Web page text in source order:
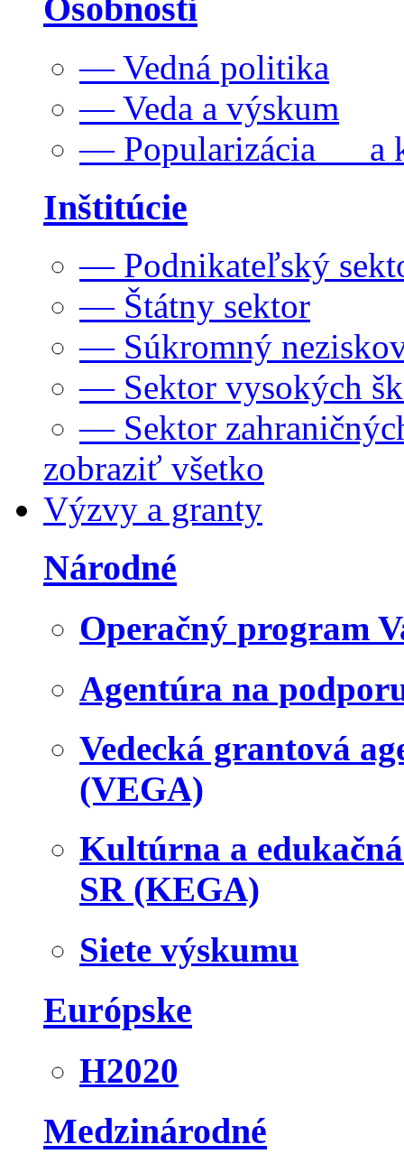
Osobnosti
— Vedná politika
— Veda a výskum
— Popularizácia a
Inštitúcie
— Podnikateľský
— Štátny sektor
— Súkromný
— Sektor vysokých
— Sektor
zobraziť všetko
Výzvy a granty
Národné
Operačný program
Agentúra na
Vedecká grantová
(VEGA)
Kultúrna a
SR (KEGA)
Siete výskumu
Európske
H2020
Medzinárodné